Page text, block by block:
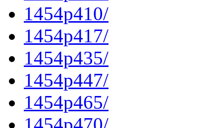
1454p410/
1454p417/
1454p435/
1454p447/
1454p465/